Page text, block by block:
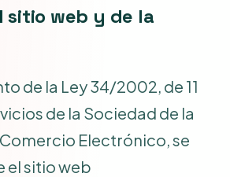
sitio web y de la
de la Ley 34/2002, de 11
de la Sociedad de la
Electrónico, se
el sitio web